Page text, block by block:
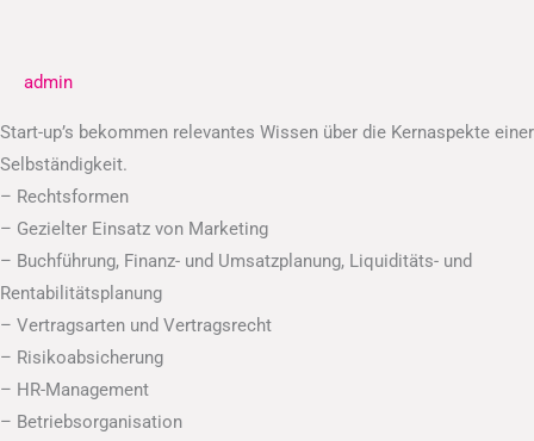
admin
Start-up’s bekommen relevantes Wissen über die Kernaspekte einer
Selbständigkeit.
– Rechtsformen
– Gezielter Einsatz von Marketing
– Buchführung, Finanz- und Umsatzplanung, Liquiditäts- und
Rentabilitätsplanung
– Vertragsarten und Vertragsrecht
– Risikoabsicherung
– HR-Management
– Betriebsorganisation